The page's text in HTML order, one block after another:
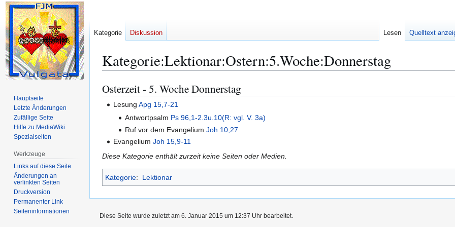
Kategorie:Lektionar:Ostern:5.Woche:Donnerstag
Zur
Navigation
springen
Zur
Suche
springen
Osterzeit - 5. Woche Donnerstag
LesungApg 15,7-21
Antwortpsalm Ps 96,1-2.3u.10(R: vgl. V. 3a)
Ruf vor dem Evangelium Joh 10,27
EvangeliumJoh 15,9-11
Diese Kategorie enthält zurzeit keine Seiten oder Medien.
Kategorie: Lektionar
Kategorie Diskussion Lesen Quelltext
Hauptseite
Letzte Änderungen
Zufällige Seite
Hilfe zu MediaWiki
Spezialseiten
Werkzeuge
Links auf diese Seite
Änderungen an
verlinkten Seiten
Druckversion
Permanenter Link
Seiten­­informationen
Diese Seite wurde zuletzt am 6. Januar 2015 um 12:37 Uhr bearbeitet.